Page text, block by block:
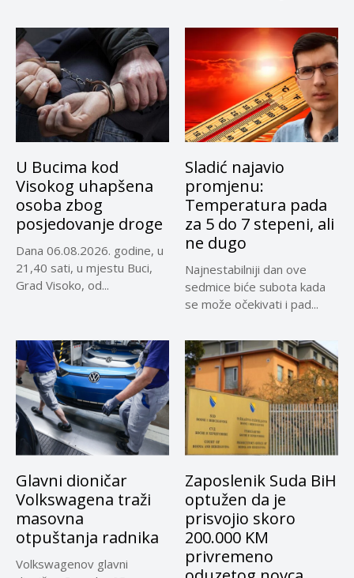
U Bucima kod
Visokog uhapšena
osoba zbog
posjedovanje droge
Dana 06.08.2026. godine, u
21,40 sati, u mjestu Buci,
Grad Visoko, od...
Sladić najavio
promjenu:
Temperatura pada
za 5 do 7 stepeni, ali
ne dugo
Najnestabilniji dan ove
sedmice biće subota kada
se može očekivati i pad...
Glavni dioničar
Volkswagena traži
masovna
otpuštanja radnika
Volkswagenov glavni
Zaposlenik Suda BiH
optužen da je
prisvojio skoro
200.000 KM
privremeno